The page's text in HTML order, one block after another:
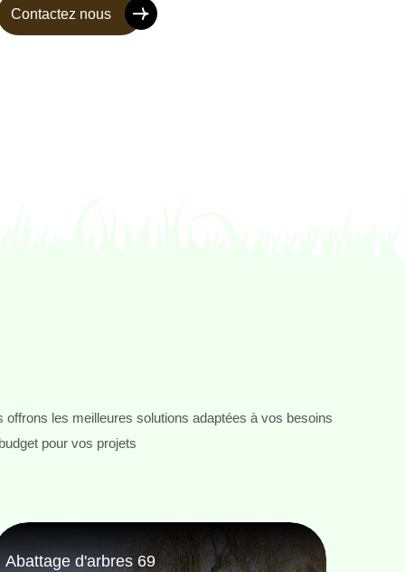
Contactez nous
offrons les meilleures solutions adaptées à vos besoins
pour vos projets
Taille de haie 69